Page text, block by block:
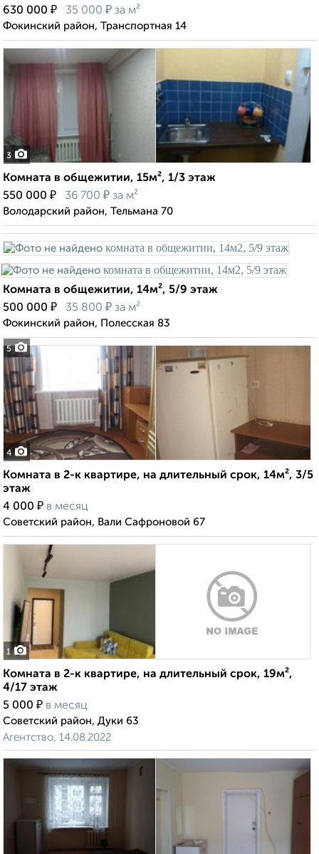
630 000 ₽ 35 000 ₽ за м²
Фокинский район, Транспортная 14
3
Комната в общежитии, 15м², 1/3 этаж
550 000 ₽ 36 700 ₽ за м²
Володарский район, Тельмана 70
5
Комната в общежитии, 14м², 5/9 этаж
500 000 ₽ 35 800 ₽ за м²
Фокинский район, Полесская 83
4
Комната в 2-к квартире, на длительный срок, 14м², 3/5
этаж
4 000 ₽ в месяц
Советский район, Вали Сафроновой 67
1
Комната в 2-к квартире, на длительный срок, 19м²,
4/17 этаж
5 000 ₽ в месяц
Советский район, Дуки 63
Агентство, 14.08.2022